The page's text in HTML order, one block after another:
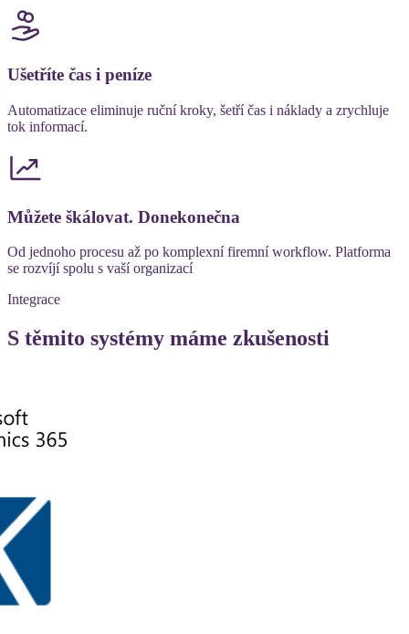
Ušetříte čas i peníze
Automatizace eliminuje ruční kroky, šetří čas i náklady a zrychluje
tok informací.
Můžete škálovat. Donekonečna
Od jednoho procesu až po komplexní firemní workflow. Platforma
se rozvíjí spolu s vaší organizací
Integrace
S těmito systémy máme zkušenosti